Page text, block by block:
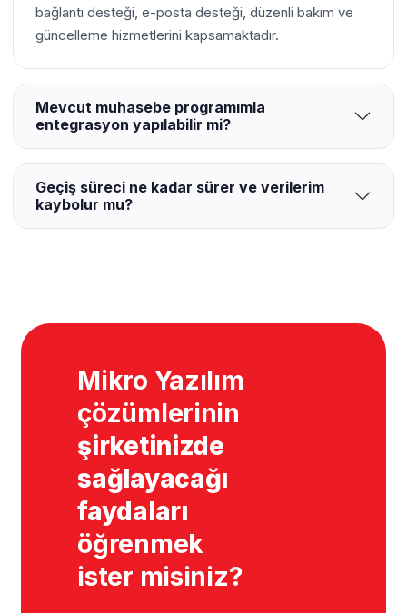
bağlantı desteği, e-posta desteği, düzenli bakım ve
güncelleme hizmetlerini kapsamaktadır.
Mevcut muhasebe programımla
entegrasyon yapılabilir mi?
Geçiş süreci ne kadar sürer ve verilerim
kaybolur mu?
Mikro Yazılım
çözümlerinin
şirketinizde
sağlayacağı
faydaları
öğrenmek
ister misiniz?